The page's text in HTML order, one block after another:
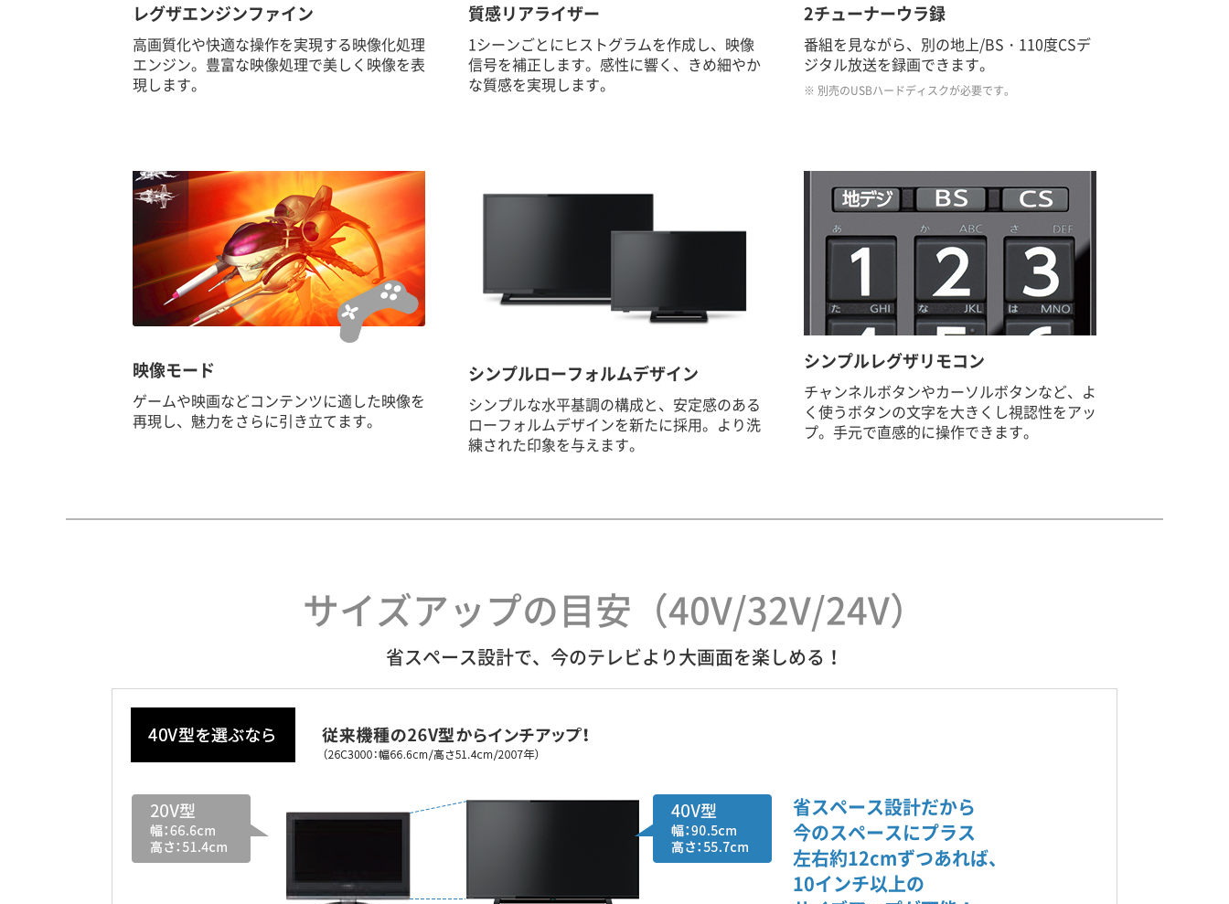
レグザエンジンファイン
高画質化や快適な操作を実現する映像化処理
エンジン。豊富な映像処理で美しく映像を表
現します。
質感リアライザー
1シーンごとにヒストグラムを作成し、映像
信号を補正します。感性に響く、きめ細やか
な質感を実現します。
2チューナーウラ録
番組を見ながら、別の地上/BS・110度CSデ
ジタル放送を録画できます。
※ 別売のUSBハードディスクが必要です。
映像モード
ゲームや映画などコンテンツに適した映像を
再現し、魅力をさらに引き立てます。
シンプルローフォルムデザイン
シンプルな水平基調の構成と、安定感のある
ローフォルムデザインを新たに採用。より洗
練された印象を与えます。
シンプルレグザリモコン
チャンネルボタンやカーソルボタンなど、よ
く使うボタンの文字を大きくし視認性をアッ
プ。手元で直感的に操作できます。
サイズアップの目安（40V/32V/24V）
省スペース設計で、今のテレビより大画面を楽しめる！
省スペース設計だから
今のスペースにプラス
左右約12cmずつあれば、
10インチ以上の